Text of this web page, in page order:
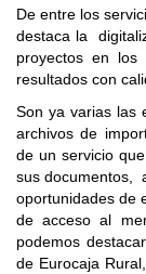
De entre los
destaca la
proyectos en los
resultados con
Son ya varias las
archivos de
de un servicio
sus documentos,
oportunidades de
de acceso al
podemos
de Eurocaja